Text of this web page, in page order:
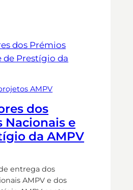
AMPV
dos
Nacionais e
da AMPV
entrega dos
AMPV e dos